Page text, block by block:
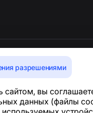
разрешениями
сайтом, вы
данных (файлы